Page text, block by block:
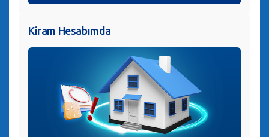
Kiram Hesabımda